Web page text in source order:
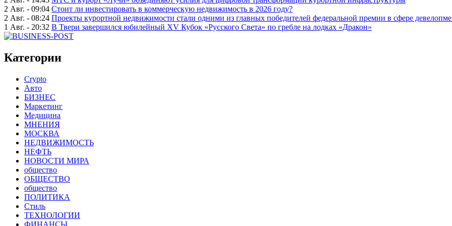
2 Авг. - 09:04 Стоит ли инвестировать в коммерческую недвижимость в 2026 году?
2 Авг. - 08:24 Проекты курортной недвижимости стали одними из главных победителей федеральной премии в сфере
1 Авг. - 20:32 В Твери завершился юбилейный XV Кубок «Русского Света» по гребле на лодках «Дракон»
Категории
Crypto
Авто
БИЗНЕС
Маркетинг
Медицина
МНЕНИЯ
МОСКВА
НЕДВИЖИМОСТЬ
НЕФТЬ
НОВОСТИ МИРА
общество
ОБЩЕСТВО
общество
ПОЛИТИКА
Стиль
ТЕХНОЛОГИИ
ФИНАНСЫ